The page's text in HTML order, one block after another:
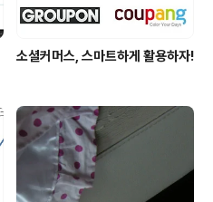
소셜커머스, 스마트하게 활용하자!